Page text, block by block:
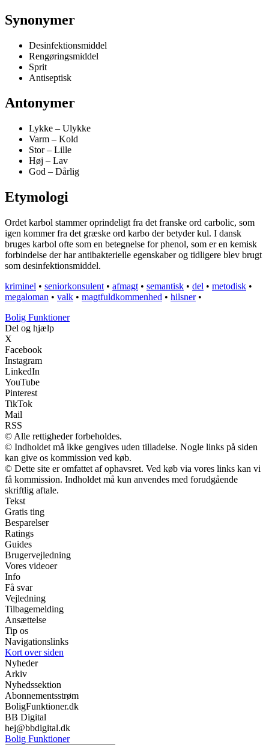
Synonymer
Desinfektionsmiddel
Rengøringsmiddel
Sprit
Antiseptisk
Antonymer
Lykke – Ulykke
Varm – Kold
Stor – Lille
Høj – Lav
God – Dårlig
Etymologi
Ordet karbol stammer oprindeligt fra det franske ord carbolic, som
igen kommer fra det græske ord karbo der betyder kul. I dansk
bruges karbol ofte som en betegnelse for phenol, som er en kemisk
forbindelse der har antibakterielle egenskaber og tidligere blev brugt
som desinfektionsmiddel.
kriminel • seniorkonsulent • afmagt • semantisk • del • metodisk •
megaloman • valk • magtfuldkommenhed • hilsner•
Bolig Funktioner
Del og hjælp
X
Facebook
Instagram
LinkedIn
YouTube
Pinterest
TikTok
Mail
RSS
© Alle rettigheder forbeholdes.
© Indholdet må ikke gengives uden tilladelse. Nogle links på siden
kan give os kommission ved køb.
© Dette site er omfattet af ophavsret. Ved køb via vores links kan vi
få kommission. Indholdet må kun anvendes med forudgående
skriftlig aftale.
Tekst
Gratis ting
Besparelser
Ratings
Guides
Brugervejledning
Vores videoer
Info
Få svar
Vejledning
Tilbagemelding
Ansættelse
Tip os
Navigationslinks
Kort over siden
Nyheder
Arkiv
Nyhedssektion
Abonnementsstrøm
BoligFunktioner.dk
BB Digital
hej@bbdigital.dk
Bolig Funktioner